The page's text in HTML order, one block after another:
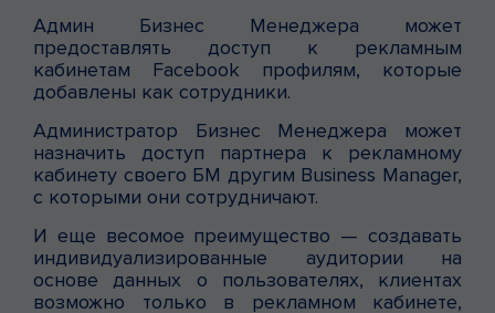
Админ Бизнес Менеджера может
предоставлять доступ к рекламным
кабинетам Facebook профилям, которые
добавлены как сотрудники.
Администратор Бизнес Менеджера может
назначить доступ партнера к рекламному
кабинету своего БМ другим Business Manager,
с которыми они сотрудничают.
И еще весомое преимущество — создавать
индивидуализированные аудитории на
основе данных о пользователях, клиентах
возможно только в рекламном кабинете,